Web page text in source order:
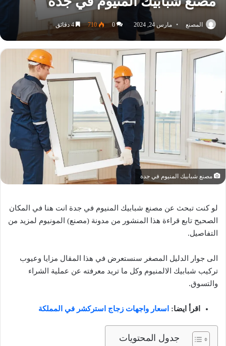
المصنع مارس 24, 2024 0
710 4 دقائق
مصنع شبابيك المنيوم في جدة
لو كنت تبحث عن مصنع شبابيك المنيوم في جدة انت هنا في المكان
الصحيح تابع قراءة هذا المنشور من مدونة (مصنع) المونيوم لمزيد من
التفاصيل.
الى جوار الدليل المصغر سنستعرض في هذا المقال مزايا وعيوب
تركيب شبابيك الالمنيوم وكل ما تريد معرفته عن عملية الشراء
والتسوق.
اقرأ ايضا: اسعار واجهات زجاج استركشر في المملكة
جدول المحتويات